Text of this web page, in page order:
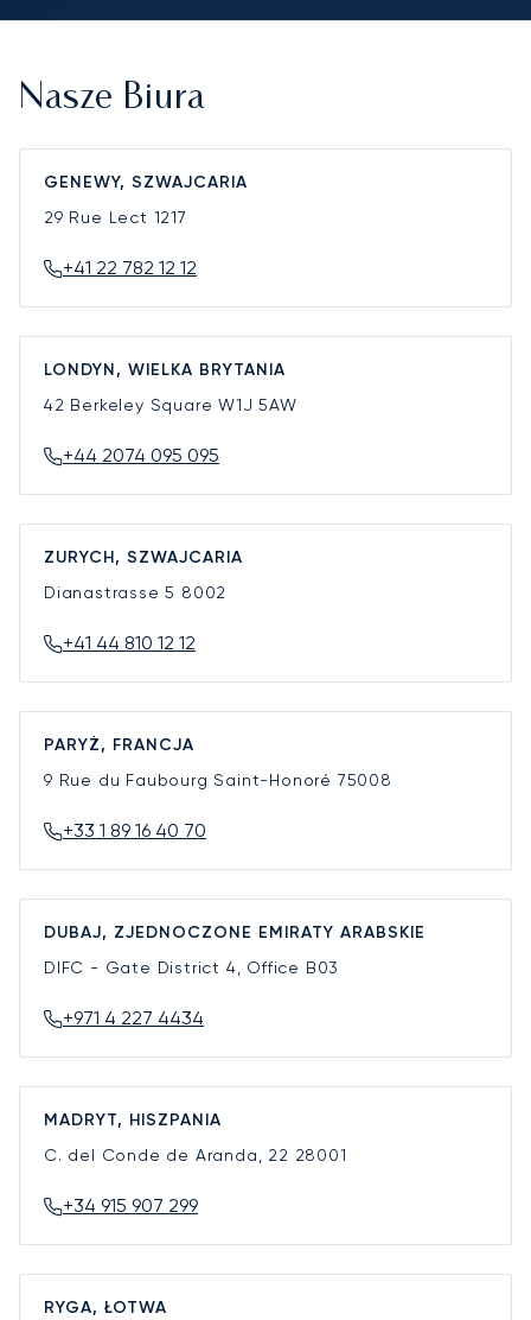
Nasze Biura
GENEWY, SZWAJCARIA
29 Rue Lect 1217
+41 22 782 12 12
LONDYN, WIELKA BRYTANIA
42 Berkeley SquareW1J 5AW
+44 2074 095 095
ZURYCH, SZWAJCARIA
Dianastrasse 5 8002
+41 44 810 12 12
PARYŻ, FRANCJA
9 Rue du Faubourg Saint-Honoré 75008
+33 1 89 16 40 70
DUBAJ, ZJEDNOCZONE EMIRATY ARABSKIE
DIFC - Gate District 4, Office B03
+971 4 227 4434
MADRYT, HISZPANIA
C. del Conde de Aranda, 22 28001
+34 915 907 299
RYGA, ŁOTWA